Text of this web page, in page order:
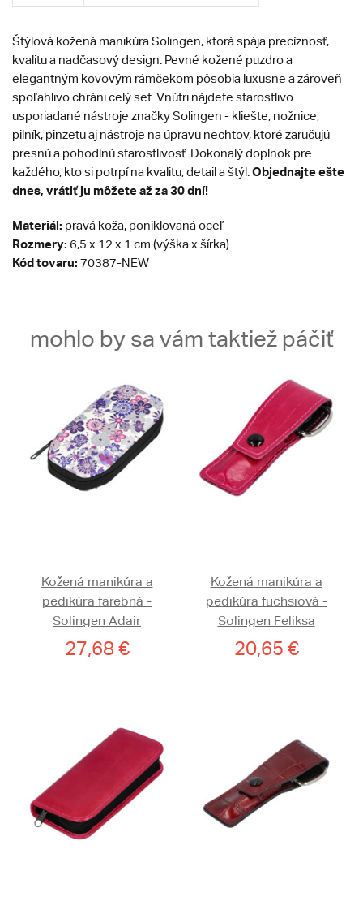
Štýlová kožená manikúra Solingen, ktorá spája precíznosť,
kvalitu a nadčasový design. Pevné kožené puzdro a
elegantným kovovým rámčekom pôsobia luxusne a zároveň
spoľahlivo chráni celý set. Vnútri nájdete starostlivo
usporiadané nástroje značky Solingen - kliešte, nožnice,
pilník, pinzetu aj nástroje na úpravu nechtov, ktoré zaručujú
presnú a pohodlnú starostlivosť. Dokonalý doplnok pre
každého, kto si potrpí na kvalitu, detail a štýl. Objednajte ešte
dnes, vrátiť ju môžete až za 30 dní!
Materiál: pravá koža, poniklovaná oceľ
Rozmery: 6,5 x 12 x 1 cm (výška x šírka)
Kód tovaru: 70387-NEW
mohlo by sa vám taktiež páčiť
Kožená manikúra a
pedikúra farebná -
Solingen Adair
27,68 €
Kožená manikúra a
pedikúra fuchsiová -
Solingen Feliksa
20,65 €